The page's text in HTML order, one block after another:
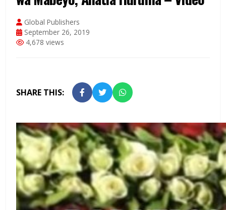
Global Publishers
September 26, 2019
4,678 views
SHARE THIS: